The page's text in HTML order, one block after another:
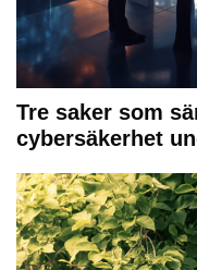
Tre saker som
cybersäkerhet